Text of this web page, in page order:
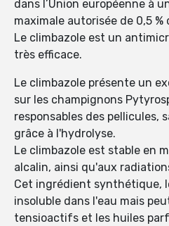
dans l’Union européenne à
maximale autorisée de 0,5
Le climbazole est un
très efficace.
Le climbazole présente un
sur les champignons
responsables des pellicules,
grâce à l'hydrolyse.
Le climbazole est stable en
alcalin, ainsi qu'aux
Cet ingrédient synthétique,
insoluble dans l'eau mais
tensioactifs et les huiles